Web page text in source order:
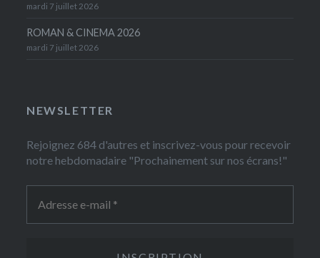
mardi 7 juillet 2026
ROMAN & CINEMA 2026
mardi 7 juillet 2026
NEWSLETTER
Rejoignez 684 d'autres et inscrivez-vous pour recevoir
notre hebdomadaire "Prochainement sur nos écrans!"